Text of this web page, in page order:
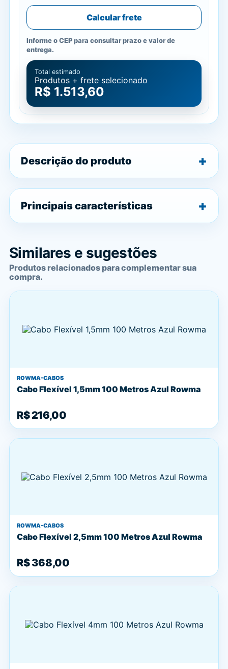
Calcular frete
Informe o CEP para consultar prazo e valor de
entrega.
Total estimado
Produtos + frete selecionado
R$ 1.513,60
Descrição do produto
Principais características
Similares e sugestões
Produtos relacionados para complementar sua
compra.
ROWMA-CABOS
Cabo Flexível 1,5mm 100 Metros Azul Rowma
R$ 216,00
ROWMA-CABOS
Cabo Flexível 2,5mm 100 Metros Azul Rowma
R$ 368,00